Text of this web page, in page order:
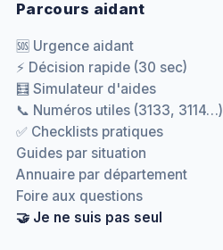
Parcours aidant
🆘 Urgence aidant
⚡ Décision rapide (30 sec)
🧮 Simulateur d'aides
📞 Numéros utiles (3133, 3114…)
✅ Checklists pratiques
Guides par situation
Annuaire par département
Foire aux questions
🤝 Je ne suis pas seul